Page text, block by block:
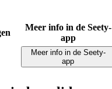
Meer info in de Seety-
app
Meer info in de Seety-
app